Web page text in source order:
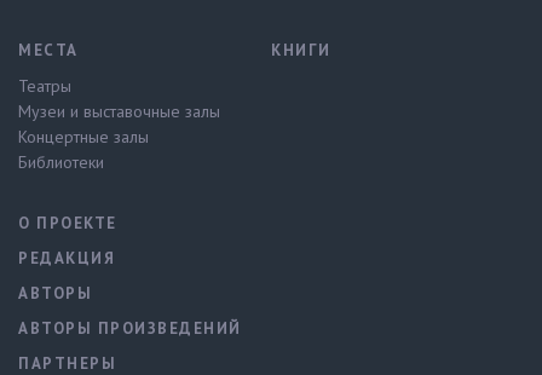
МЕСТА
Театры
Музеи и выставочные залы
Концертные залы
Библиотеки
КНИГИ
О ПРОЕКТЕ
РЕДАКЦИЯ
АВТОРЫ
АВТОРЫ ПРОИЗВЕДЕНИЙ
ПАРТНЕРЫ